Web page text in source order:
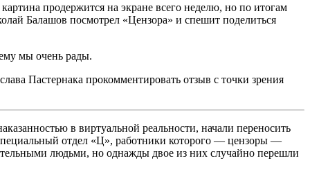
продержится на экране всего неделю, но по итогам
Балашов посмотрел «Цензора» и спешит поделиться
мы очень рады.
Пастернака прокомментировать отзыв с точки зрения
в виртуальной реальности, начали переносить
отдел «Ц», работники которого — цензоры —
людьми, но однажды двое из них случайно перешли